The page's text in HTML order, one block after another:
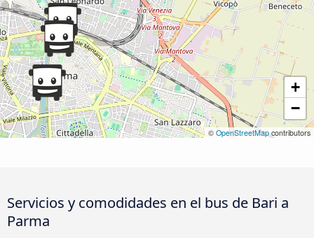
+
−
© OpenStreetMapcontributors
Servicios y comodidades en el bus de Bari a
Parma